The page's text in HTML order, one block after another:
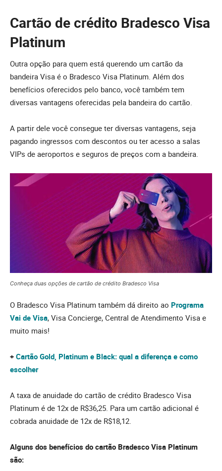
Cartão de crédito Bradesco Visa
Platinum
Outra opção para quem está querendo um cartão da
bandeira Visa é o Bradesco Visa Platinum. Além dos
benefícios oferecidos pelo banco, você também tem
diversas vantagens oferecidas pela bandeira do cartão.
A partir dele você consegue ter diversas vantagens, seja
pagando ingressos com descontos ou ter acesso a salas
VIPs de aeroportos e seguros de preços com a bandeira.
Conheça duas opções de cartão de crédito Bradesco Visa
O Bradesco Visa Platinum também dá direito ao Programa
Vai de Visa, Visa Concierge, Central de Atendimento Visa e
muito mais!
+ Cartão Gold, Platinum e Black: qual a diferença e como
escolher
A taxa de anuidade do cartão de crédito Bradesco Visa
Platinum é de 12x de R$36,25. Para um cartão adicional é
cobrada anuidade de 12x de R$18,12.
Alguns dos benefícios do cartão Bradesco Visa Platinum
são: